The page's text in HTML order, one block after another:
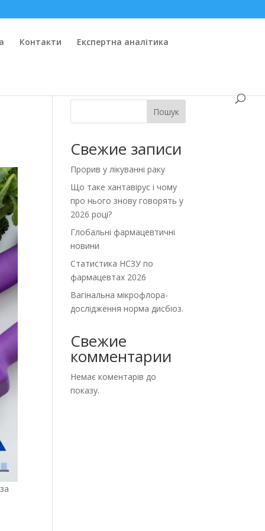
Контакти Експертна аналітика
Пошук
Свежие записи
Прорив у лікуванні раку
Що таке хантавірус і чому
про нього знову говорять у
2026 році?
Глобальні фармацевтичні
новини
Статистика НСЗУ по
фармацевтах 2026
Вагінальна мікрофлора-
дослідження норма дисбіоз.
Свежие
комментарии
Немає коментарів до
показу.